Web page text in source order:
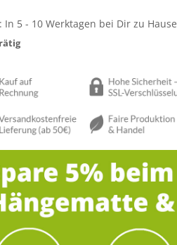
In 5 - 10 Werktagen bei Dir zu Hause